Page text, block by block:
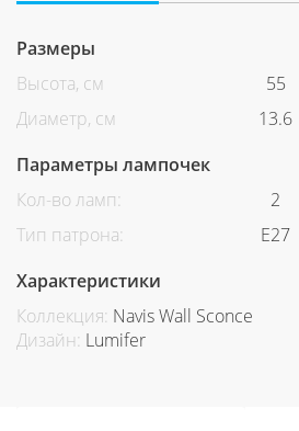
Размеры
Высота, см
55
Диаметр, см
13.6
Параметры лампочек
Кол-во ламп:
2
Тип патрона:
Е27
Характеристики
Коллекция: Navis Wall Sconce
Дизайн: Lumifer